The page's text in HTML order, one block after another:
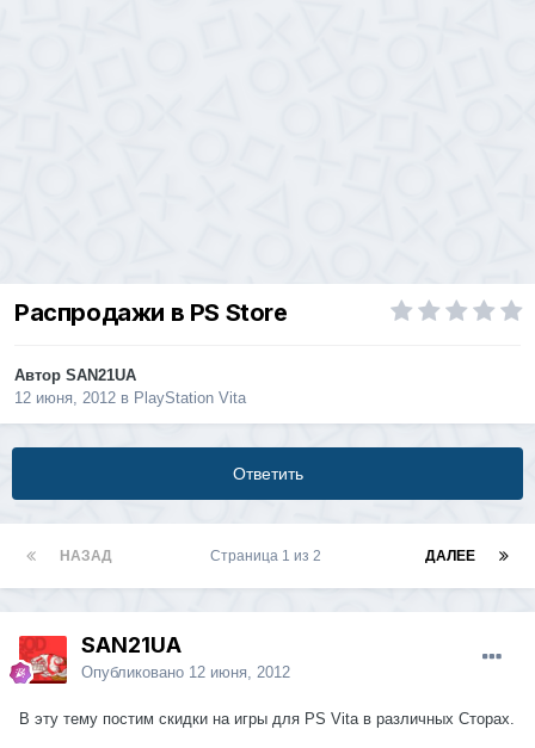
Распродажи в PS Store
Автор SAN21UA
12 июня, 2012 в PlayStation Vita
Ответить
НАЗАД ДАЛЕЕ
Страница 1 из 2
SAN21UA
Опубликовано 12 июня, 2012
В эту тему постим скидки на игры для PS Vita в различных Сторах.